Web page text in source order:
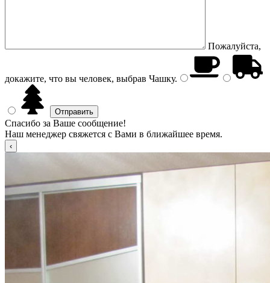
Пожалуйста,
докажите, что вы человек, выбрав Чашку.
Спасибо за Ваше сообщение!
Наш менеджер свяжется с Вами в ближайшее время.